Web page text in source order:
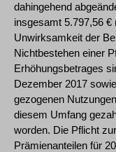
dahingehend
insgesamt 5.797,56
Unwirksamkeit der
Nichtbestehen einer
Erhöhungsbetrages
Dezember 2017
gezogenen
diesem Umfang
worden. Die Pflicht
Prämienanteilen für